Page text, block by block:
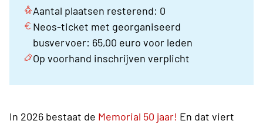
Aantal plaatsen resterend: 0
Neos-ticket met georganiseerd
busvervoer: 65,00 euro voor leden
Op voorhand inschrijven verplicht
In 2026 bestaat de Memorial 50 jaar! En dat viert